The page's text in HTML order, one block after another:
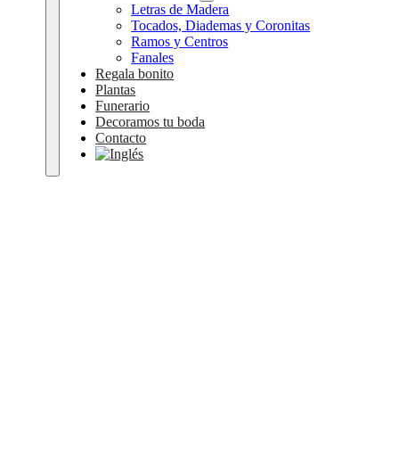
Letras de Madera
Tocados, Diademas y Coronitas
Ramos y Centros
Fanales
Regala bonito
Plantas
Funerario
Decoramos tu boda
Contacto